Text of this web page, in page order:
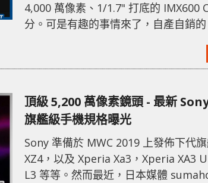
4,000 萬像素、1/1.7" 打底的 IMX600
分。可是有趣的事情來了，自產自銷的
業務一直在虧損 (去年 Q4 報虧 155 億
能賣出 650 萬台機器。 對此 SONY 全球營銷高級經理
頂級 5,200 萬像素鏡頭 - 最新
旗艦級手機規格曝光
Sony 準備於 MWC 2019 上發佈下代
XZ4，以及 Xperia Xa3，Xperia XA3
L3 等等。然而最近，日本媒體